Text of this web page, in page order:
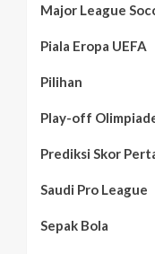
Major League
Piala Eropa UEFA
Pilihan
Play-off
Prediksi Skor
Saudi Pro League
Sepak Bola